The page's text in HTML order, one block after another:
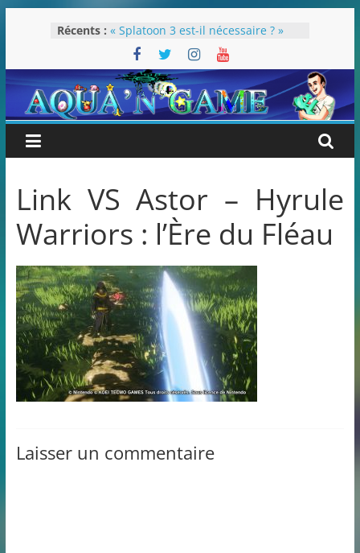
Récents : « Splatoon 3 est-il nécessaire ? »
« Dans les coulisses des JV Harry
Potter »
Pokémon Écarlate : ceci est une
révolution (ou pas) !
Attentes 2023
Rétrospective 2022
Link VS Astor – Hyrule
Warriors : l’Ère du Fléau
Laisser un commentaire